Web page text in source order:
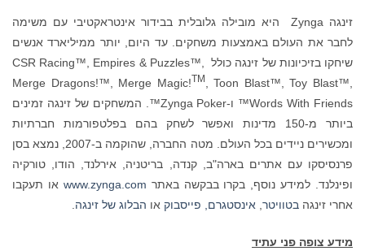
זינגה Zynga היא מובילה גלובלית בבידור אינטראקטיבי עם משימה
באמצעות משחקים. עד היום, יותר ממיליארד אנשים
שיחקו בזיכיונות של זינגה כולל CSR Racing™, Empires & Puzzles™,
Merge Dragons!™, Merge Magic!TM, Toon Blast™,
Words With Friends™ ו-Zynga Poker™. המשחקים של זינגה זמינים
ביותר מ-150 מדינות ואפשר לשחק בהם בפלטפורמות חברתיות
ומכשירים ניידים בכל העולם. מטה החברה, שהוקמה ב-2007, נמצא בסן
אתרים בארה"ב, קנדה, בריטניה, אירלנד, הודו, טורקיה
נוסף, בקרו בבקשה באתרwww.zynga.comאו תעקבו
בטוויטר ,אינסטגרם, פייסבוקאוהבלוג של זינגה.
עתיד